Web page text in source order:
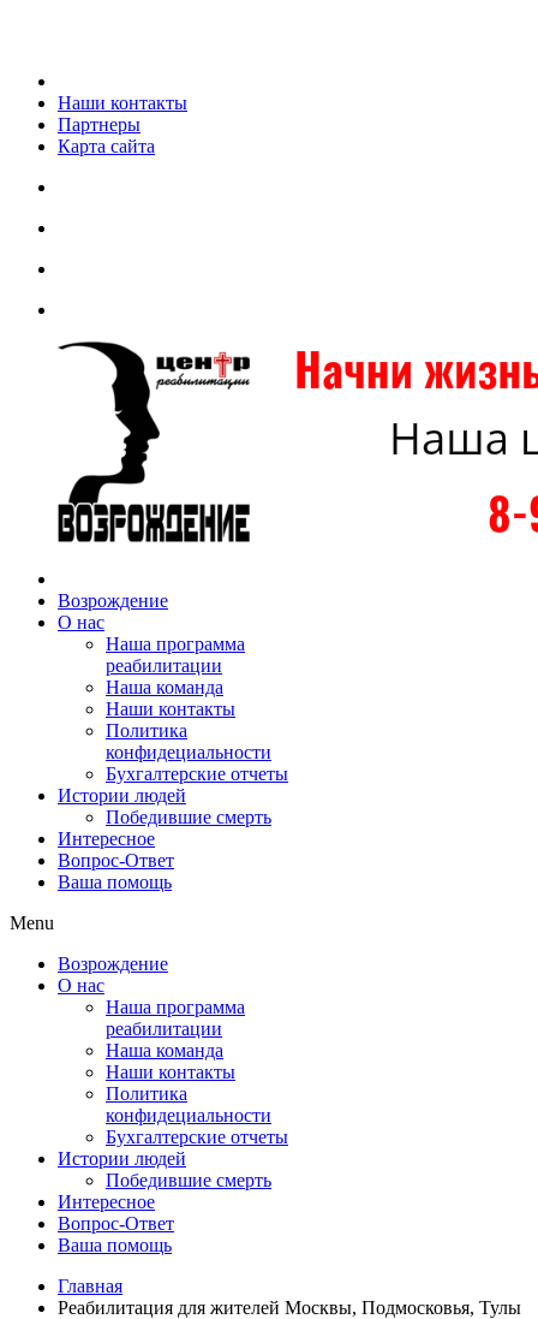
Наши контакты
Партнеры
Карта сайта
Возрождение
О нас
Наша программа
реабилитации
Наша команда
Наши контакты
Политика
конфидециальности
Бухгалтерские отчеты
Истории людей
Победившие смерть
Интересное
Вопрос-Ответ
Ваша помощь
Menu
Возрождение
О нас
Наша программа
реабилитации
Наша команда
Наши контакты
Политика
конфидециальности
Бухгалтерские отчеты
Истории людей
Победившие смерть
Интересное
Вопрос-Ответ
Ваша помощь
Главная
Реабилитация для жителей Москвы, Подмосковья, Тулы